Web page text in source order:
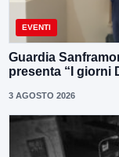
EVENTI
Guardia
presenta “I giorni
3 AGOSTO 2026